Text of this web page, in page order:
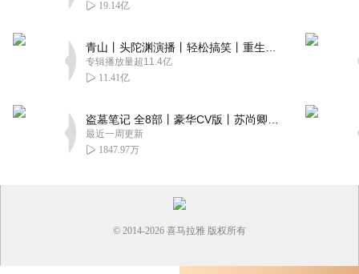
19.14亿
专辑播放量超11.4亿
11.41亿
最近一周更新
1847.97万
© 2014-2026 喜马拉雅 版权所有